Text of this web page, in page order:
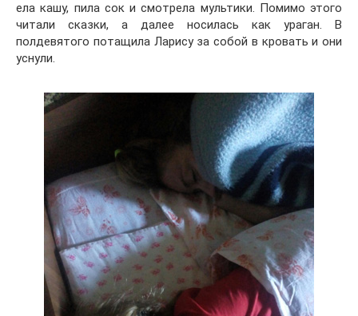
ела кашу, пила сок и смотрела мультики. Помимо этого
читали сказки, а далее носилась как ураган. В
полдевятого потащила Ларису за собой в кровать и они
уснули.